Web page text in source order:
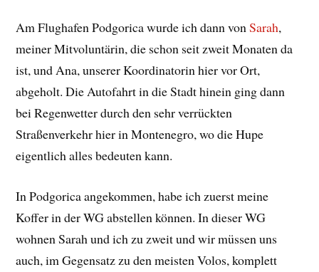
Am Flughafen Podgorica wurde ich dann vonSarah,
meiner Mitvoluntärin, die schon seit zweit Monaten da
ist, und Ana, unserer Koordinatorin hier vor Ort,
abgeholt. Die Autofahrt in die Stadt hinein ging dann
bei Regenwetter durch den sehr verrückten
Straßenverkehr hier in Montenegro, wo die Hupe
eigentlich alles bedeuten kann.
In Podgorica angekommen, habe ich zuerst meine
Koffer in der WG abstellen können. In dieser WG
wohnen Sarah und ich zu zweit und wir müssen uns
auch, im Gegensatz zu den meisten Volos, komplett